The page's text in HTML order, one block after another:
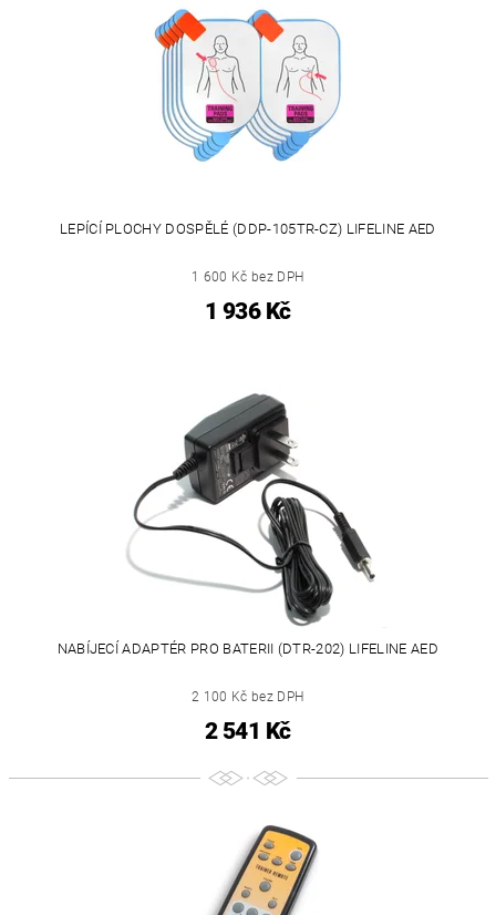
LEPÍCÍ PLOCHY DOSPĚLÉ (DDP-105TR-CZ) LIFELINE AED
1 600 Kč bez DPH
1 936 Kč
NABÍJECÍ ADAPTÉR PRO BATERII (DTR-202) LIFELINE AED
2 100 Kč bez DPH
2 541 Kč